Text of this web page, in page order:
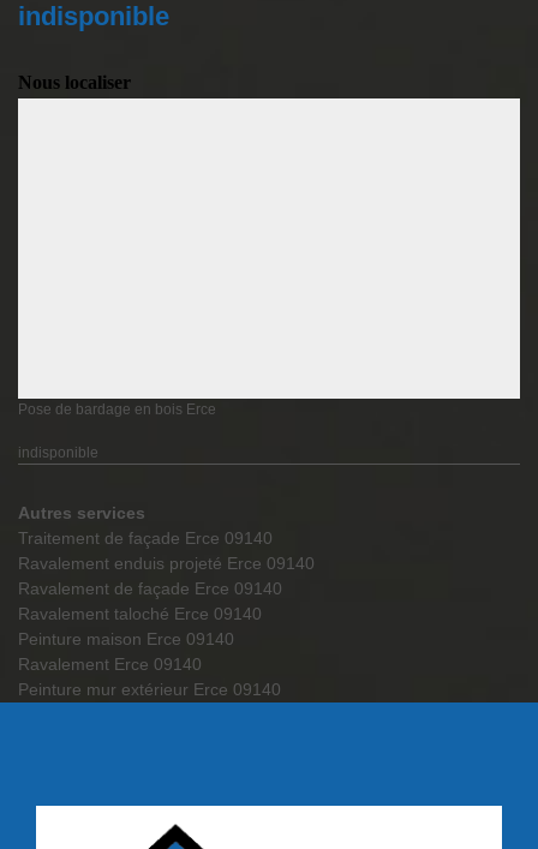
indisponible
Nous localiser
Pose de bardage en bois Erce
indisponible
Autres services
Traitement de façade Erce 09140
Ravalement enduis projeté Erce 09140
Ravalement de façade Erce 09140
Ravalement taloché Erce 09140
Peinture maison Erce 09140
Ravalement Erce 09140
Peinture mur extérieur Erce 09140